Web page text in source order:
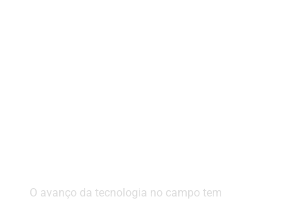
O avanço da tecnologia no campo tem